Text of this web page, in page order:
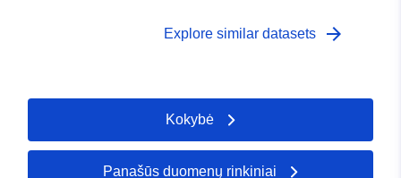
Explore similar datasets arrow_forward
Kokybė
Panašūs duomenų rinkiniai